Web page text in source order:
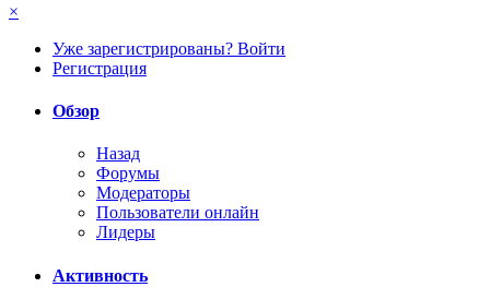
×
Уже зарегистрированы? Войти
Регистрация
Обзор
Назад
Форумы
Модераторы
Пользователи онлайн
Лидеры
Активность